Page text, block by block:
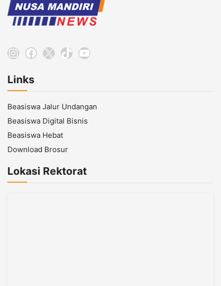
Instagram
Facebook
X TikTokYouTube
Links
Beasiswa Jalur Undangan
Beasiswa Digital Bisnis
Beasiswa Hebat
Download Brosur
Lokasi Rektorat